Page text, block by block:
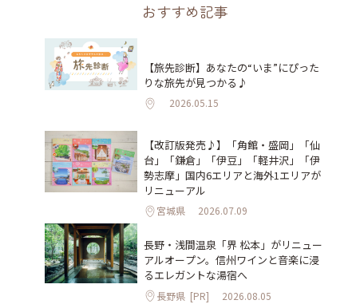
おすすめ記事
【旅先診断】あなたの“いま”にぴった
りな旅先が見つかる♪
2026.05.15
【改訂版発売♪】「角館・盛岡」「仙
台」「鎌倉」「伊豆」「軽井沢」「伊
勢志摩」国内6エリアと海外1エリアが
リニューアル
宮城県 2026.07.09
長野・浅間温泉「界 松本」がリニュー
アルオープン。信州ワインと音楽に浸
るエレガントな湯宿へ
長野県 [PR] 2026.08.05